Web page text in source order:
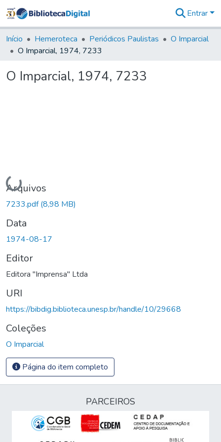
&
Coleções
Tudo na
Digital
Entrar
Início Hemeroteca Periódicos Paulistas
O Imparcial
O Imparcial, 1974, 7233
O Imparcial, 1974, 7233
Carregando...
Arquivos
7233.pdf(8,98 MB)
Data
1974-08-17
Editor
Editora "Imprensa" Ltda
URI
https://bibdig.biblioteca.unesp.br/handle/10/29668
Coleções
O Imparcial
Página do item completo
PARCEIROS